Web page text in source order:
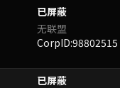
已屏蔽
无联盟
CorpID:98802515
已屏蔽